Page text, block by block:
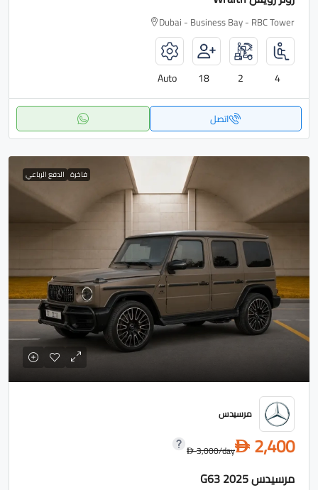
Dubai - Business Bay - RBC Tower
4
2
18
Auto
اتصل
فاخرة الدفع الرباعي
مرسيدس
D 2,400
D3,000/day
مرسيدس G63 2025